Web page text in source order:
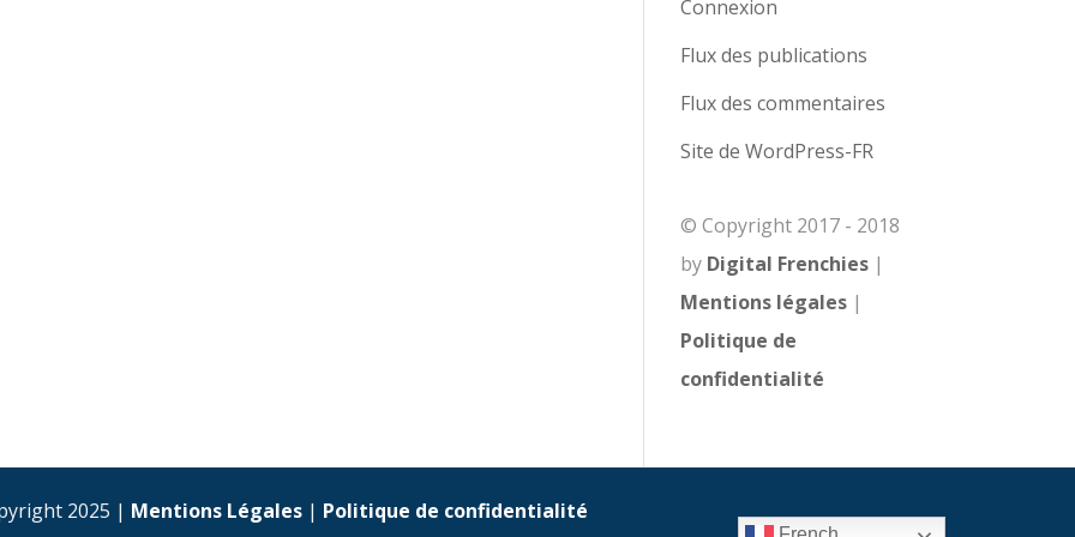
Connexion
Flux des publications
Flux des commentaires
Site de WordPress-FR
© Copyright 2017 - 2018
by Digital Frenchies |
Mentions légales |
Politique de
confidentialité
2025 | Mentions Légales| Politique de confidentialité